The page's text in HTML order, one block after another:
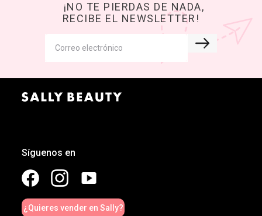
¡NO TE PIERDAS DE NADA,
RECIBE EL NEWSLETTER!
Síguenos en
¿Quieres vender en Sally?